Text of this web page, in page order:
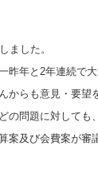
ました。
昨年と2年連続で
からも意見・要
問題に対しても
案及び会費案が